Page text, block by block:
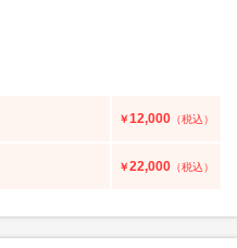
￥12,000 （税込）
￥22,000 （税込）